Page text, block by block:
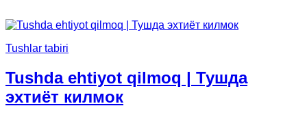
Tushlar tabiri
Tushda ehtiyot qilmoq | Тушда
эхтиёт килмок